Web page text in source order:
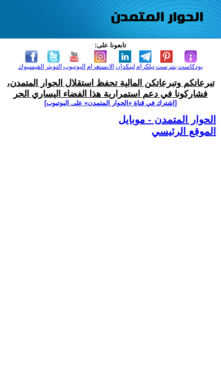
تابعونا على:
الفيسبوك التويتر اليوتيوب الانستغرام لينكدإن تيلكرامبنترست بودكاست
تبرعاتكم وتبرعاتكن المالية تحفظ استقلال الحوار المتمدن،
فشاركونا في دعم استمرارية هذا الفضاء اليساري الحر
[اشترك في قناة ‫«الحوار المتمدن» على اليوتيوب]
الحوار المتمدن - موبايل
الموقع الرئيسي